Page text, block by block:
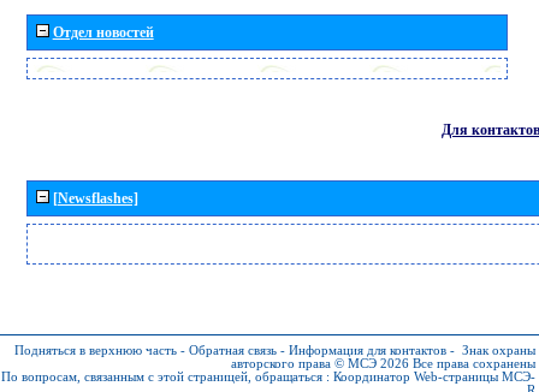
Отдел новостей
Для контактов
[Newsflashes]
Подняться в верхнюю часть - Обратная связь - Информация для контактов - Знак охраны
авторского права © МСЭ 2026 Все права сохранены
По вопросам, связанным с этой страницей, обращаться : Координатор Web-страницы МСЭ-